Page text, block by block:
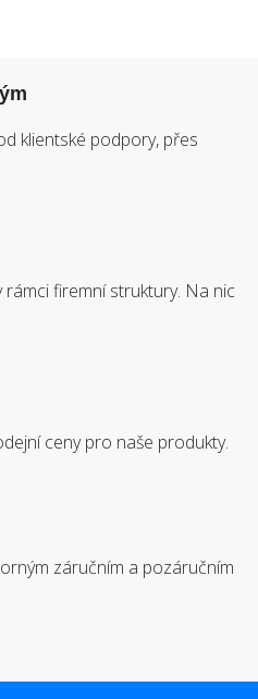
klientské podpory, přes
rámci firemní struktury. Na nic
ceny pro naše produkty.
záručním a pozáručním